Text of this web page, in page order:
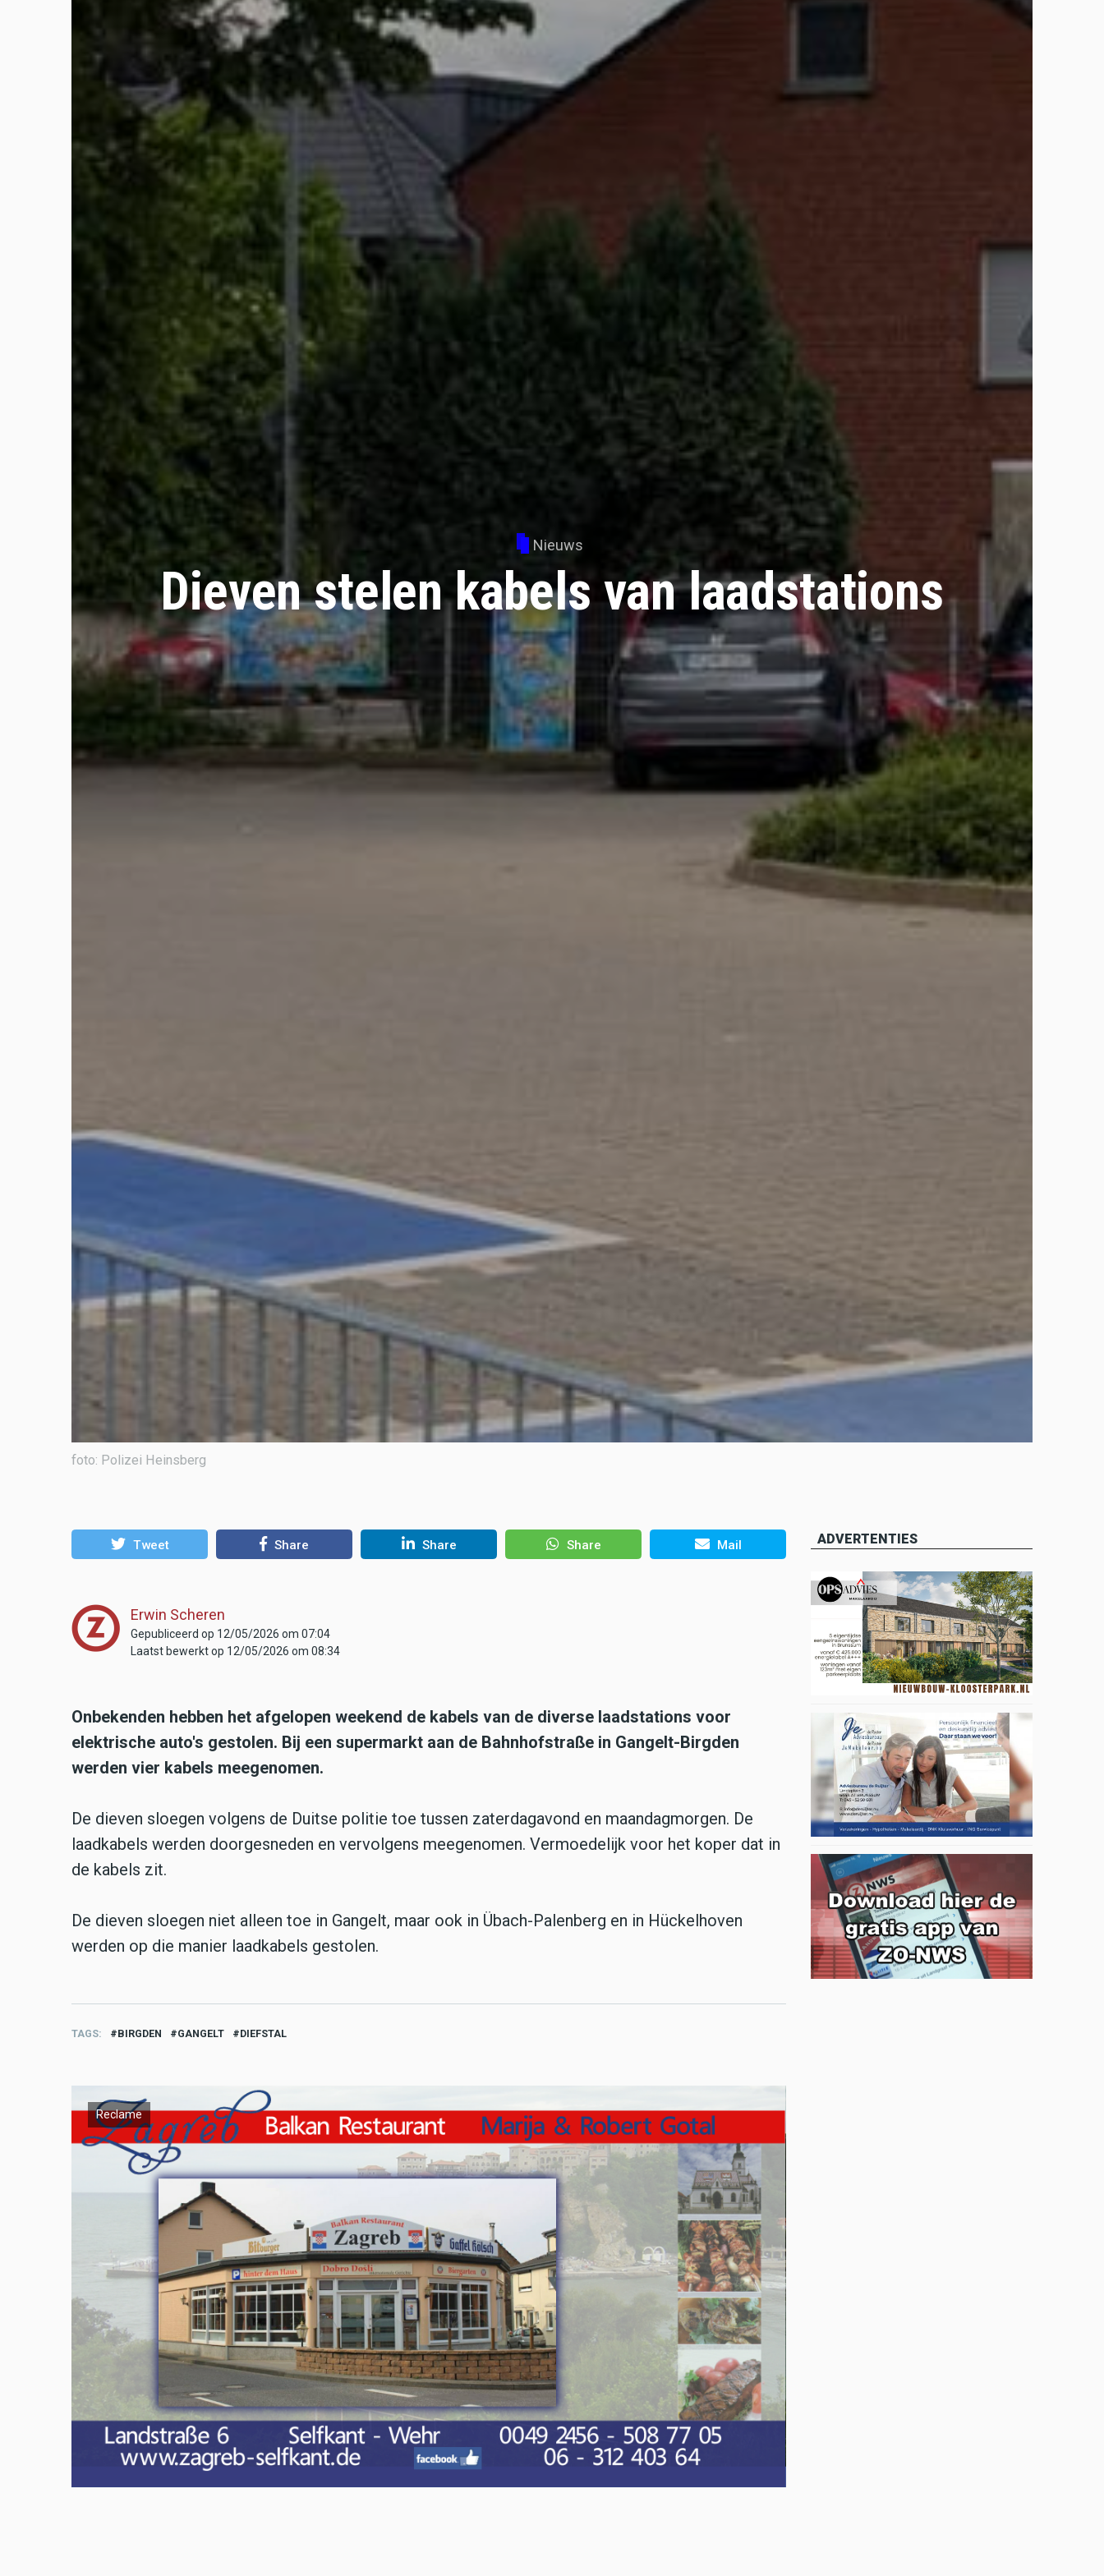
Nieuws
Dieven stelen kabels van laadstations
foto: Polizei Heinsberg
Tweet Share Share Share Mail
Erwin Scheren
Gepubliceerd op 12/05/2026 om 07:04
Laatst bewerkt op 12/05/2026 om 08:34
Onbekenden hebben het afgelopen weekend de kabels van de diverse laadstations voor
elektrische auto's gestolen. Bij een supermarkt aan de Bahnhofstraße in Gangelt-Birgden
werden vier kabels meegenomen.
De dieven sloegen volgens de Duitse politie toe tussen zaterdagavond en maandagmorgen. De
laadkabels werden doorgesneden en vervolgens meegenomen. Vermoedelijk voor het koper dat in
de kabels zit.
De dieven sloegen niet alleen toe in Gangelt, maar ook in Übach-Palenberg en in Hückelhoven
werden op die manier laadkabels gestolen.
TAGS BIRGDEN GANGELT DIEFSTAL
Reclame
ADVERTENTIES